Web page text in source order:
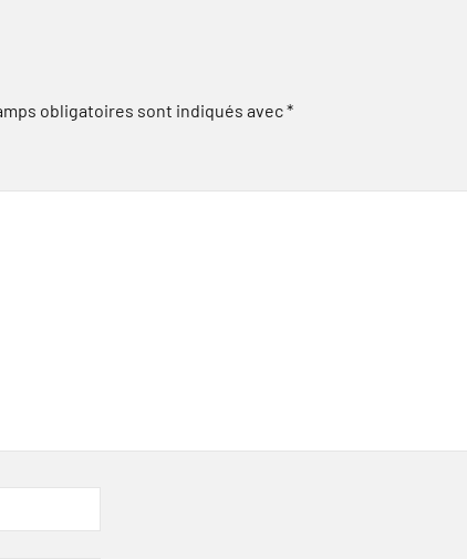
obligatoires sont indiqués avec*